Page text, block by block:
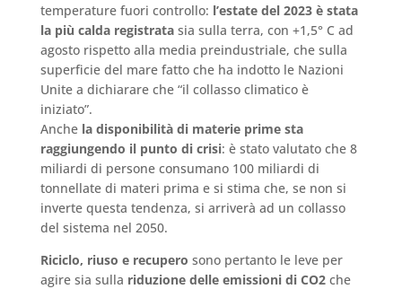
temperature fuori controllo: l’estate del 2023 è stata
la più calda registratasia sulla terra, con +1,5° C ad
agosto rispetto alla media preindustriale, che sulla
superficie del mare fatto che ha indotto le Nazioni
Unite a dichiarare che “il collasso climatico è
iniziato”.
Anche la disponibilità di materie prime sta
raggiungendo il punto di crisi: è stato valutato che 8
miliardi di persone consumano 100 miliardi di
tonnellate di materi prima e si stima che, se non si
inverte questa tendenza, si arriverà ad un collasso
del sistema nel 2050.
Riciclo, riuso e recupero sono pertanto le leve per
agire sia sulla riduzione delle emissioni di CO2che